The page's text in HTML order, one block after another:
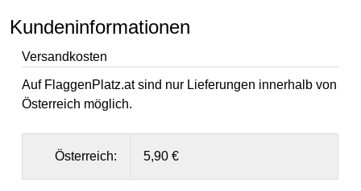
Kundeninformationen
Versandkosten
Auf FlaggenPlatz.at sind nur Lieferungen innerhalb von
Österreich möglich.
Österreich: 5,90 €